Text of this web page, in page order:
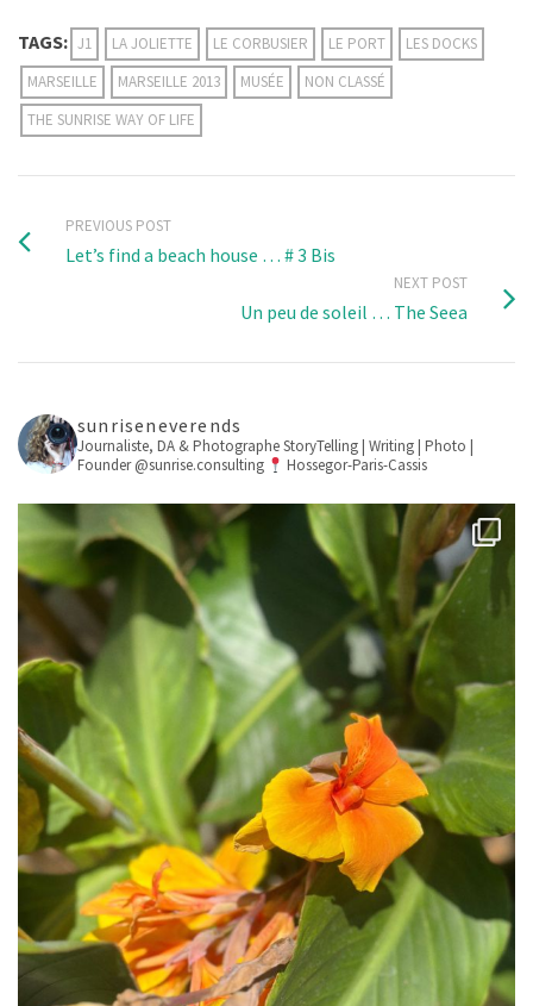
TAGS: J1 LA JOLIETTE LE CORBUSIER LE PORT
LES DOCKS
MARSEILLE
MARSEILLE 2013 MUSÉE
NON CLASSÉ
THE SUNRISE WAY OF LIFE
PREVIOUS POST
Let’s find a beach house … # 3 Bis
NEXT POST
Un peu de soleil … The Seea
sunriseneverends
Journaliste, DA & PhotographeStoryTelling | Writing | Photo |
Founder @sunrise.consulting
Hossegor-Paris-Cassis